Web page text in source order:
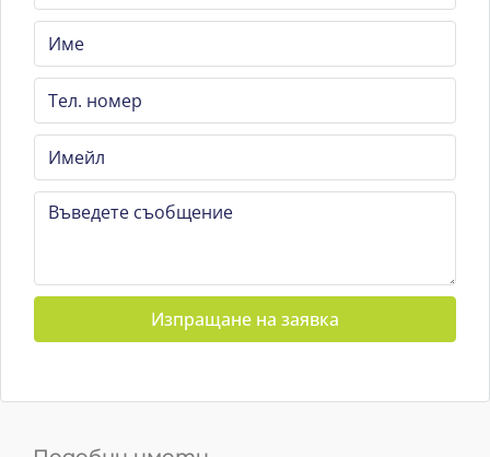
Изпращане на заявка